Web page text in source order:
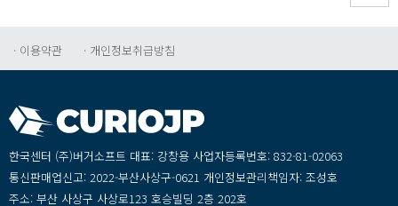
·이용약관 ·개인정보취급방침
한국센터(주)버거소프트대표:강창용사업자등록번호:832-81-02063
통신판매업신고:2022-부산사상구-0621개인정보관리책임자:조성호
주소:부산사상구사상로123호승빌딩2층202호